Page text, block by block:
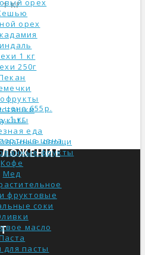
орех
орех
1 кг
250г
еда
овощи
фрукты
Кофе
Мед
фруктовые
соки
масло
для пасты
КГ
цене 655р.
1 кг
ценa